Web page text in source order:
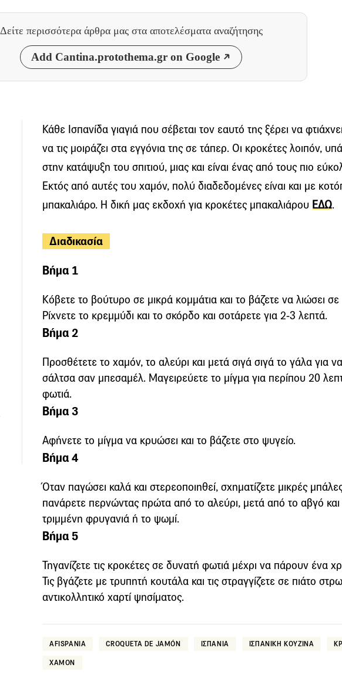
Δείτε περισσότερα άρθρα μας στα αποτελέσματα αναζήτησης
Add Cantina.protothema.gr on Google
Κάθε Ισπανίδα γιαγιά που σέβεται τον εαυτό της ξέρει να
να τις μοιράζει στα εγγόνια της σε τάπερ. Οι κροκέτες λοιπόν,
στην κατάψυξη του σπιτιού, μιας και είναι ένας από τους πιο
Εκτός από αυτές του χαμόν, πολύ διαδεδομένες είναι και με
μπακαλιάρο. Η δική μας εκδοχή για κροκέτες μπακαλιάρου ΕΔΩ.
Διαδικασία
Βήμα 1
Κόβετε το βούτυρο σε μικρά κομμάτια και το βάζετε να λιώσει
Ρίχνετε το κρεμμύδι και το σκόρδο και σοτάρετε για 2-3 λεπτά.
Βήμα 2
Προσθέτετε το χαμόν, το αλεύρι και μετά σιγά σιγά το γάλα για
σάλτσα σαν μπεσαμέλ. Μαγειρεύετε το μίγμα για περίπου 20
φωτιά.
Βήμα 3
Αφήνετε το μίγμα να κρυώσει και το βάζετε στο ψυγείο.
Βήμα 4
Όταν παγώσει καλά και στερεοποιηθεί, σχηματίζετε μικρές
πανάρετε περνώντας πρώτα από το αλεύρι, μετά από το αβγό
τριμμένη φρυγανιά ή το ψωμί.
Βήμα 5
Τηγανίζετε τις κροκέτες σε δυνατή φωτιά μέχρι να πάρουν ένα
Τις βγάζετε με τρυπητή κουτάλα και τις στραγγίζετε σε πιάτο
αντικολλητικό χαρτί ψησίματος.
AFISPANIA CROQUETA DE JAMÓN ΙΣΠΑΝΙΑ ΙΣΠΑΝΙΚΗ ΚΟΥΖΙΝΑ
ΧΑΜΟΝ